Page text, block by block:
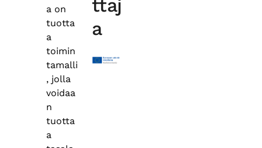
a on
tuotta
a
toimin
tamalli
, jolla
voidaa
n
tuotta
a
ttaj
a